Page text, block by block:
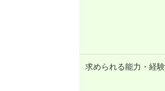
求められる能力・経験